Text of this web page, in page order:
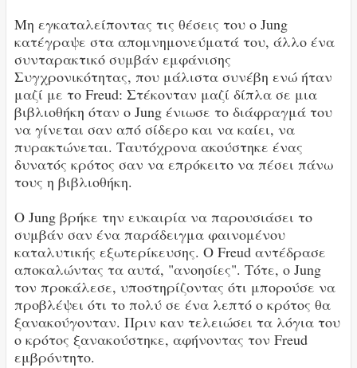
Μη εγκαταλείποντας τις θέσεις του ο Jung
κατέγραψε στα απομνημονεύματά του, άλλο ένα
συνταρακτικό συμβάν εμφάνισης
Συγχρονικότητας, που μάλιστα συνέβη ενώ ήταν
μαζί με το Freud: Στέκονταν μαζί δίπλα σε μια
βιβλιοθήκη όταν ο Jung ένιωσε το διάφραγμά του
να γίνεται σαν από σίδερο και να καίει, να
πυρακτώνεται. Ταυτόχρονα ακούστηκε ένας
δυνατός κρότος σαν να επρόκειτο να πέσει πάνω
τους η βιβλιοθήκη.
Ο Jung βρήκε την ευκαιρία να παρουσιάσει το
συμβάν σαν ένα παράδειγμα φαινομένου
καταλυτικής εξωτερίκευσης. Ο Freud αντέδρασε
αποκαλώντας τα αυτά, "ανοησίες". Τότε, ο Jung
τον προκάλεσε, υποστηρίζοντας ότι μπορούσε να
προβλέψει ότι το πολύ σε ένα λεπτό ο κρότος θα
ξανακούγονταν. Πριν καν τελειώσει τα λόγια του
ο κρότος ξανακούστηκε, αφήνοντας τον Freud
εμβρόντητο.